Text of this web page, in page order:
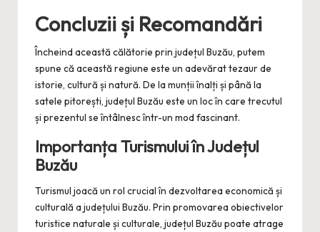
Concluzii și Recomandări
Încheind această călătorie prin județul Buzău, putem
spune că această regiune este un adevărat tezaur de
istorie, cultură și natură. De la munții înalți și până la
satele pitorești, județul Buzău este un loc în care trecutul
și prezentul se întâlnesc într-un mod fascinant.
Importanța Turismului în Județul
Buzău
Turismul joacă un rol crucial în dezvoltarea economică și
culturală a județului Buzău. Prin promovarea obiectivelor
turistice naturale și culturale, județul Buzău poate atrage